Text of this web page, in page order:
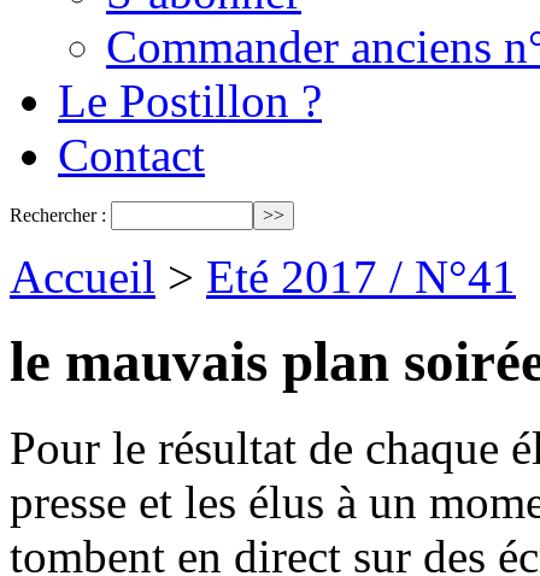
Commander anciens
Le Postillon ?
Contact
Rechercher :
Accueil > Eté 2017 / N°41
le mauvais plan
Pour le résultat de chaque
presse et les élus à un
tombent en direct sur des